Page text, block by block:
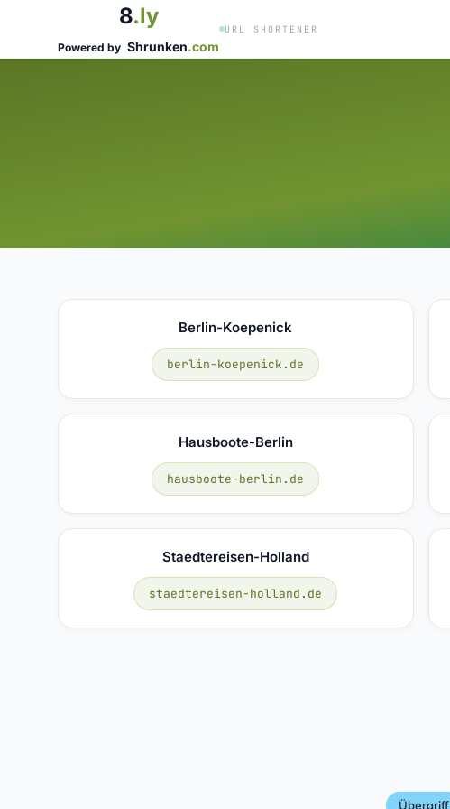
8.ly
Powered by Shrunken.com
URL SHORTENER
Berlin-Koepenick
berlin-koepenick.de
Hausboote-Berlin
hausboote-berlin.de
Staedtereisen-Holland
staedtereisen-holland.de
Übergriff